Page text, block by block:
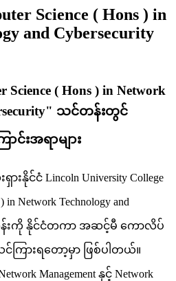
Science ( Hons ) in
and Cybersecurity
Science ( Hons ) in Network
သင်တန်းတွင်
င်းအရာများ
းနိုင်ငံ Lincoln University College
in Network Technology and
တန်းကို နိုင်ငံတကာ အဆင့်မီ ကောလိပ်
င်ကြားရတော့မှာ ဖြစ်ပါတယ်။
Management နှင့် Network